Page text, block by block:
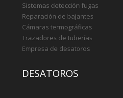
Sistemas detección fugas
Reparación de bajantes
Cámaras termográficas
Trazadores de tuberías
Empresa de desatoros
DESATOROS